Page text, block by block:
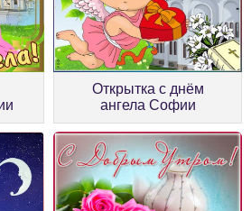
Открытка с днём
ангела Софии